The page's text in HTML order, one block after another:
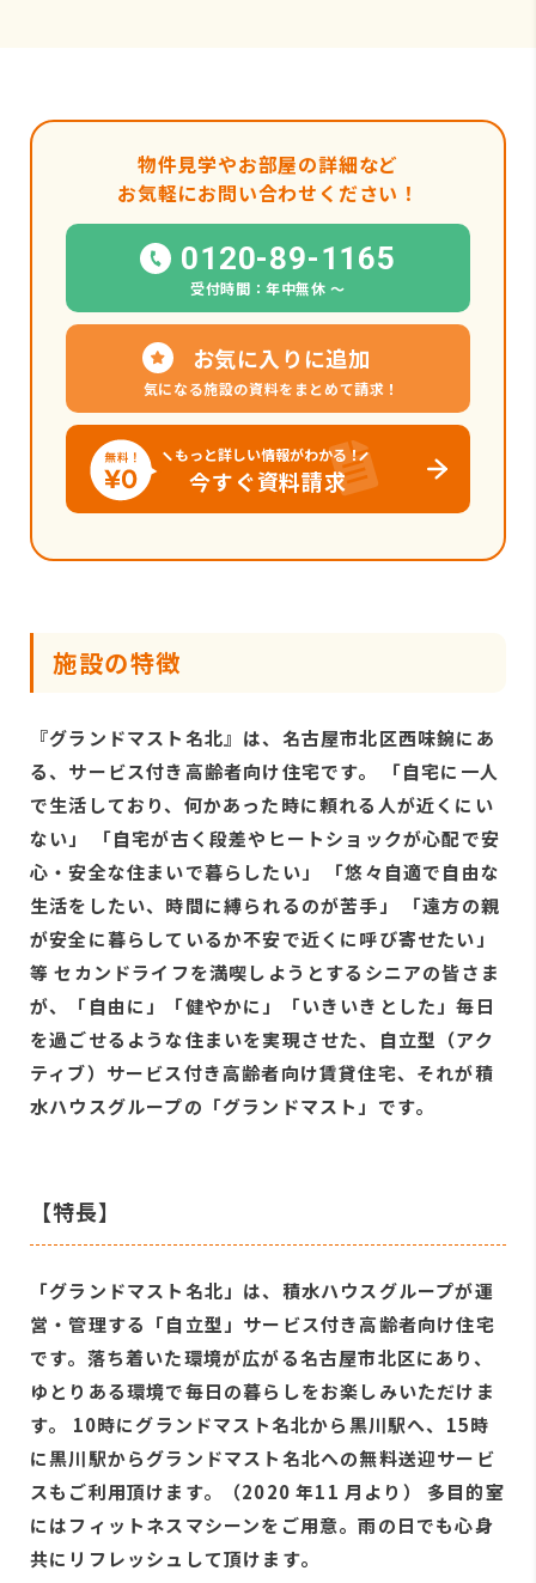
物件見学やお部屋の詳細など
お気軽にお問い合わせください！
0120-89-1165
受付時間：年中無休 〜
お気に入りに追加
気になる施設の資料をまとめて請求！
もっと詳しい情報がわかる！
今すぐ資料請求
施設の特徴
『グランドマスト名北』は、名古屋市北区西味鋺にあ
る、サービス付き高齢者向け住宅です。 「⾃宅に⼀⼈
で⽣活しており、何かあった時に頼れる⼈が近くにい
ない」 「⾃宅が古く段差やヒートショックが⼼配で安
⼼・安全な住まいで暮らしたい」 「悠々⾃適で⾃由な
⽣活をしたい、時間に縛られるのが苦⼿」 「遠⽅の親
が安全に暮らしているか不安で近くに呼び寄せたい」
等 セカンドライフを満喫しようとするシニアの皆さま
が、「⾃由に」「健やかに」「いきいきとした」毎⽇
を過ごせるような住まいを実現させた、⾃⽴型（アク
ティブ）サービス付き⾼齢者向け賃貸住宅、それが積
⽔ハウスグループの「グランドマスト」です。
【特⻑】
「グランドマスト名北」は、積⽔ハウスグループが運
営・管理する「⾃⽴型」サービス付き⾼齢者向け住宅
です。落ち着いた環境が広がる名古屋市北区にあり、
ゆとりある環境で毎⽇の暮らしをお楽しみいただけま
す。 10時にグランドマスト名北から黒川駅へ、15時
に黒川駅からグランドマスト名北への無料送迎サービ
スもご利⽤頂けます。（2020 年11 ⽉より） 多⽬的室
にはフィットネスマシーンをご⽤意。⾬の⽇でも⼼⾝
共にリフレッシュして頂けます。